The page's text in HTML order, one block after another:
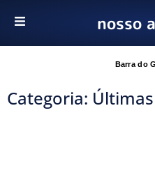
conteúdo
nosso
Barra do
Categoria: